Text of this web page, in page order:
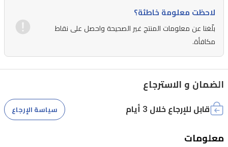
بسعة
512
جيجابايت،
ألعاب
أينما
مع
لاحظت معلومة خاطئة؟
بلّغنا عن معلومات المنتج غير الصحيحة واحصل على نقاط
مكافأة.
الضمان و الاسترجاع
قابل للإرجاع خلال 3 أيام سياسة الإرجاع
معلومات